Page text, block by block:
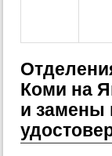
Коми на
и замены